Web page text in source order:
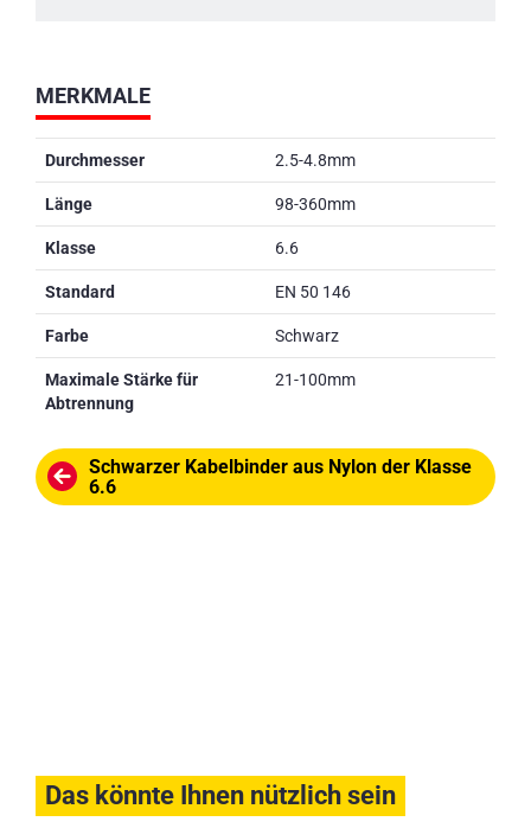
MERKMALE
Durchmesser 2.5-4.8mm
Länge 98-360mm
Klasse 6.6
Standard EN 50 146
Farbe Schwarz
Maximale Stärke für
Abtrennung
21-100mm
Schwarzer Kabelbinder aus Nylon der Klasse
6.6
Das könnte Ihnen nützlich sein